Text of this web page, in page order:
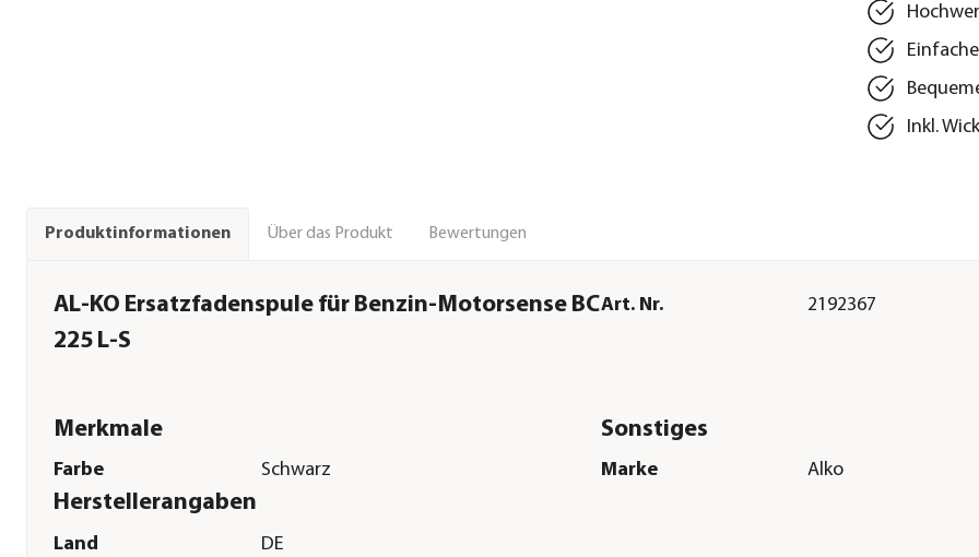
Inkl.
Produktinformationen Über das Produkt Bewertungen
AL-KO Ersatzfadenspule für Benzin-Motorsense BC
225 L-S
Art. Nr. 2192367
Merkmale
Farbe Schwarz
Sonstiges
Marke Alko
Herstellerangaben
Land
DE